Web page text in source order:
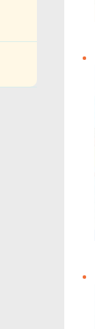
、
據